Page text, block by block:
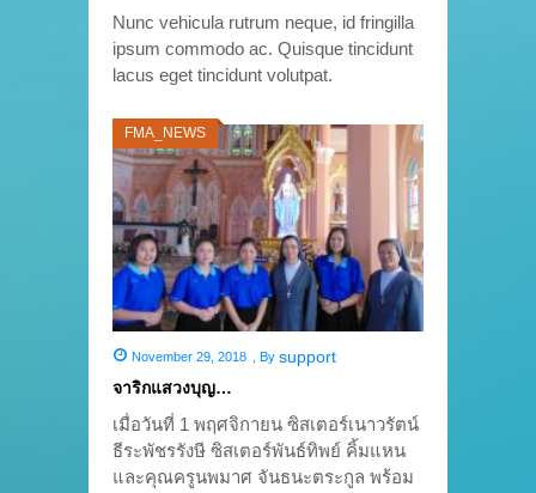
Nunc vehicula rutrum neque, id fringilla
ipsum commodo ac. Quisque tincidunt
lacus eget tincidunt volutpat.
FMA_NEWS
November 29, 2018 By support
จาริกแสวงบุญ…
เมื่อวันที่ 1 พฤศจิกายน ซิสเตอร์เนาวรัตน์
ธีระพัชรรังษี ซิสเตอร์พันธ์ทิพย์ คิ้มแหน
และคุณครูนพมาศ จันธนะตระกูล พร้อม